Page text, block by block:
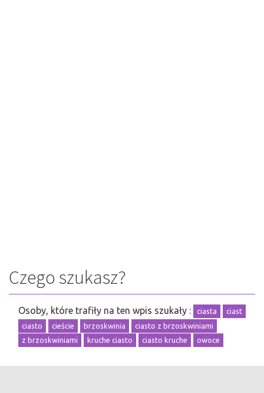
Czego szukasz?
Osoby, które trafiły na ten wpis szukały : ciasta
ciast
ciasto
cieście brzoskwinia
ciasto z brzoskwiniami
z brzoskwiniami
kruche ciasto ciasto kruche owoce